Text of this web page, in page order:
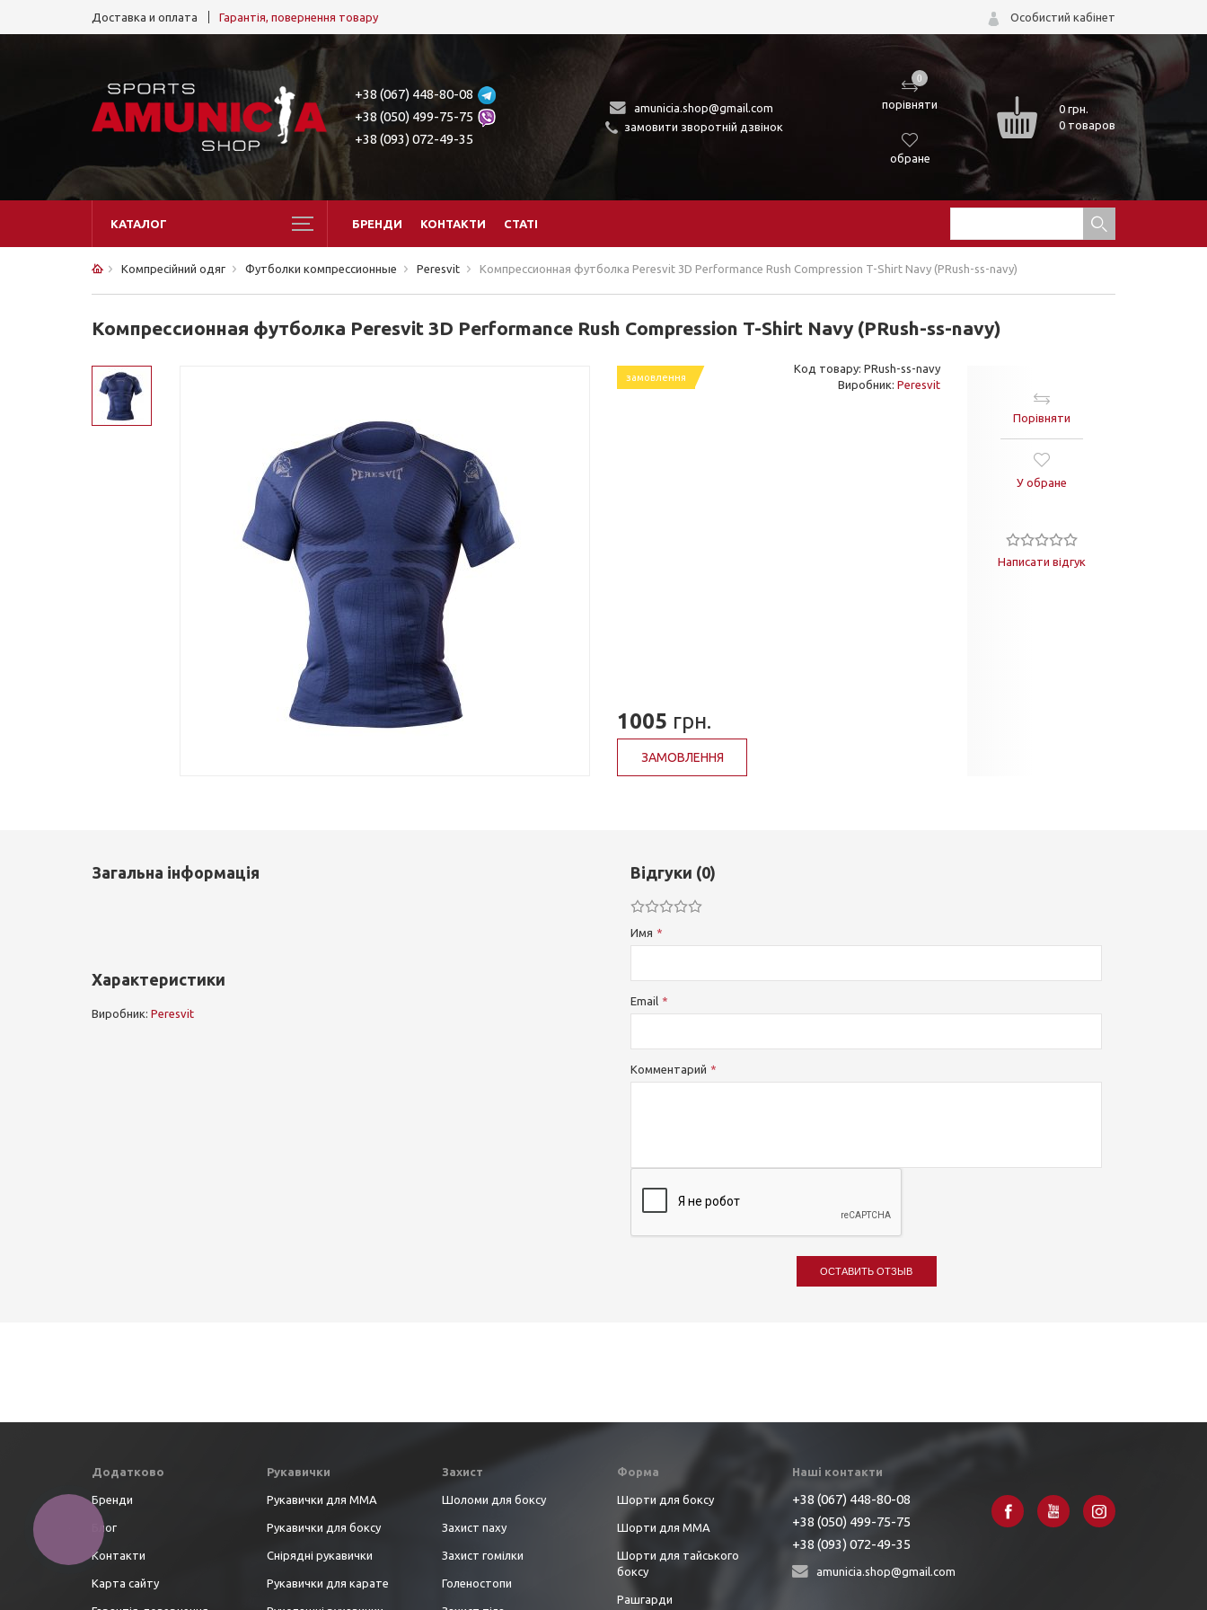
Доставка и оплата Гарантія, повернення товару Особистий кабінет
+38 (067) 448-80-08
+38 (050) 499-75-75
+38 (093) 072-49-35
amunicia.shop@gmail.com
замовити зворотній дзвінок
0
порівняти
обране
0грн.
0 товаров
КАТАЛОГ БРЕНДИ КОНТАКТИ СТАТІ
Компресійний одяг Футболки компрессионные Peresvit Компрессионная футболка Peresvit 3D Performance Rush Compression T-Shirt Navy (PRush-ss-navy)
Компрессионная футболка Peresvit 3D Performance Rush Compression T-Shirt Navy (PRush-ss-navy)
замовлення
Код товару: PRush-ss-navy
Виробник: Peresvit
1005 грн.
ЗАМОВЛЕННЯ
Порівняти
У обране
Написати відгук
Загальна інформація
Характеристики
Виробник: Peresvit
Відгуки (0)
Имя
Email
Комментарий
ОСТАВИТЬ ОТЗЫВ
Додатково
Бренди
Блог
Контакти
Карта сайту
Рукавички
Рукавички для ММА
Рукавички для боксу
Снірядні рукавички
Рукавички для карате
Захист
Шоломи для боксу
Захист паху
Захист гомілки
Голеностопи
Форма
Шорти для боксу
Шорти для ММА
Шорти для тайського
боксу
Рашгарди
Наші контакти
+38 (067) 448-80-08
+38 (050) 499-75-75
+38 (093) 072-49-35
amunicia.shop@gmail.com